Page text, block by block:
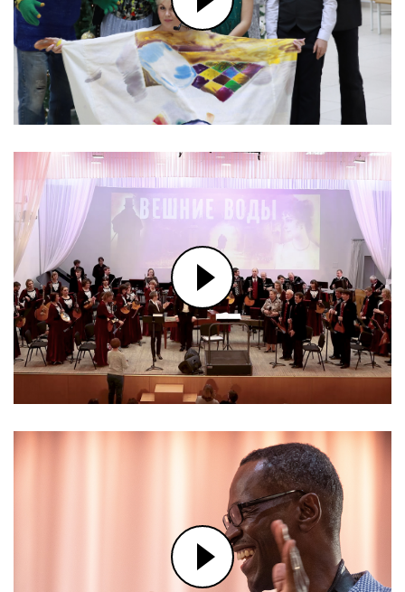
"САРАБАНДА" И.С.БАХА В
ИСПОЛНЕНИИ НИКИТЫ
БОРИСОГЛЕБСКОГО
НОВОГОДНИЕ ПРИКЛЮЧЕНИЯ МАШИ
И ВИТИ